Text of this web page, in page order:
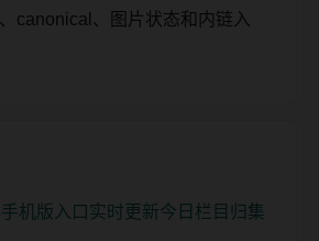
canonical、图片状态和内链入
机版入口实时更新今日栏目归集